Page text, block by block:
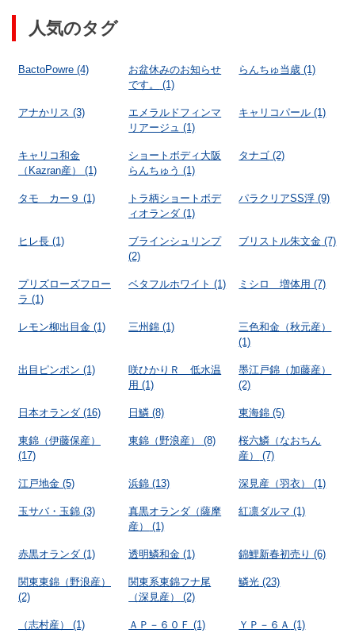
人気のタグ
BactoPowre (4)
お盆休みのお知らせ
です。
(1)
らんちゅ当歳 (1)
アナかリス (3)
エメラルドフィンマ
リアージュ (1)
キャリコパール (1)
キャリコ和金
（Kazran産）
(1)
ショートボディ大阪
らんちゅう (1)
タナゴ (2)
タモ カー９ (1)
トラ柄ショートボデ
ィオランダ (1)
パラクリアSS浮 (9)
ヒレ長 (1)
ブラインシュリンプ
(2)
ブリストル朱文金 (7)
プリズローズフロー
ラ (1)
ベタフルホワイト (1) ミシロ 増体用 (7)
レモン柳出目金 (1) 三州錦 (1)
三色和金（秋元産）
(1)
出目ピンポン (1)
咲ひかりＲ 低水温
用 (1)
墨江戸錦（加藤産）
(2)
日本オランダ (16) 日鱗 (8) 東海錦 (5)
東錦（伊藤保産）
(17)
東錦（野浪産） (8)
桜六鱗（なおちん
産）
(7)
江戸地金 (5) 浜錦 (13) 深見産（羽衣） (1)
玉サバ・玉錦 (3)
真黒オランダ（薩摩
産）
(1)
紅凛ダルマ (1)
赤黒オランダ (1) 透明鱗和金 (1) 錦鯉新春初売り (6)
関東東錦（野浪産）
(2)
関東系東錦フナ尾
（深見産）
(2)
鱗光 (23)
（志村産） (1) ＡＰ－６０Ｆ (1) ＹＰ－６Ａ (1)